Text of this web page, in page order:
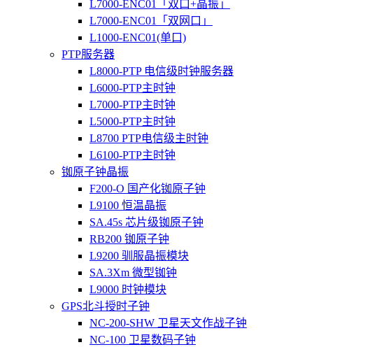
L7000-ENC01「双口+晶振」
L7000-ENC01「双网口」
L1000-ENC01(单口)
PTP服务器
L8000-PTP 电信级时钟服务器
L6000-PTP主时钟
L7000-PTP主时钟
L5000-PTP主时钟
L8700 PTP电信级主时钟
L6100-PTP主时钟
铷原子钟晶振
F200-O 国产化铷原子钟
L9100 恒温晶振
SA.45s 芯片级铷原子钟
RB200 铷原子钟
L9200 驯服晶振模块
SA.3Xm 微型铷钟
L9000 时钟模块
GPS北斗授时子钟
NC-200-SHW 卫星天文作战子钟
NC-100 卫星数码子钟